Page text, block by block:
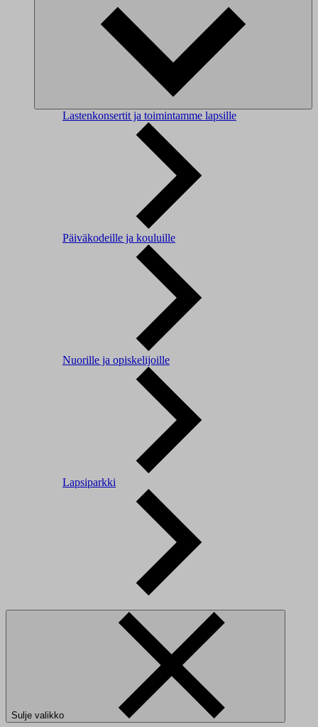
Lastenkonsertit ja toimintamme lapsille
Päiväkodeille ja kouluille
Nuorille ja opiskelijoille
Lapsiparkki
Sulje valikko